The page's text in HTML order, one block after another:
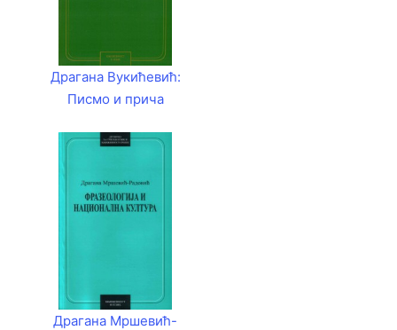
Драгана Вукићевић:
Писмо и прича
Драгана Мршевић-